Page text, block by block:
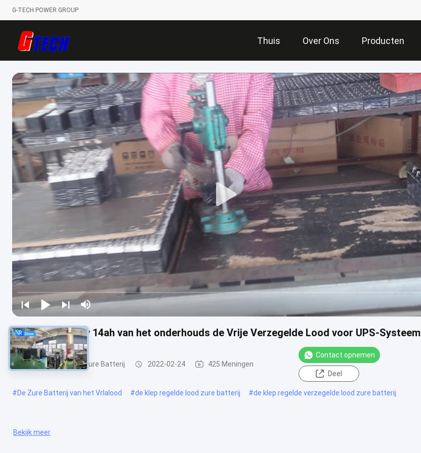
G-TECH POWER GROUP
Thuis Over Ons Producten
Zure Batterij 12v 14ah van het onderhouds de Vrije Verzegelde Lood voor UPS-Systeem
VRLA regelde Lood Zure Batterij 2022-02-24 425 Meningen
Contact opnemen
Deel
#De Zure Batterij van het Vrlalood #de klep regelde lood zure batterij #de klep regelde verzegelde lood zure batterij
Bekijk meer